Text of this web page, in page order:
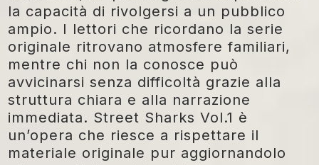
la capacità di rivolgersi a un pubblico
ampio. I lettori che ricordano la serie
originale ritrovano atmosfere familiari,
mentre chi non la conosce può
avvicinarsi senza difficoltà grazie alla
struttura chiara e alla narrazione
immediata. Street Sharks Vol.1 è
un’opera che riesce a rispettare il
materiale originale pur aggiornandolo